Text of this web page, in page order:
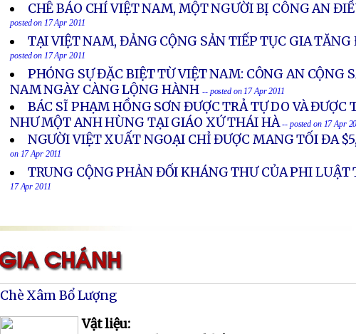
CHÊ BÁO CHÍ VIỆT NAM, MỘT NGƯỜI BỊ CÔNG AN
posted on 17 Apr 2011
TẠI VIỆT NAM, ĐẢNG CỘNG SẢN TIẾP TỤC GIA TĂNG
posted on 17 Apr 2011
PHÓNG SỰ ĐẶC BIỆT TỪ VIỆT NAM: CÔNG AN CỘNG
NAM NGÀY CÀNG LỘNG HÀNH -- posted on 17 Apr 2011
BÁC SĨ PHẠM HỒNG SƠN ĐƯỢC TRẢ TỰ DO VÀ ĐƯỢC
NHƯ MỘT ANH HÙNG TẠI GIÁO XỨ THÁI HÀ -- posted on 17 Apr
NGƯỜI VIỆT XUẤT NGOẠI CHỈ ĐƯỢC MANG TỐI ĐA
on 17 Apr 2011
TRUNG CỘNG PHẢN ĐỐI KHÁNG THƯ CỦA PHI LUẬT
17 Apr 2011
Chè Xâm Bổ Lượng
Vật liệu: